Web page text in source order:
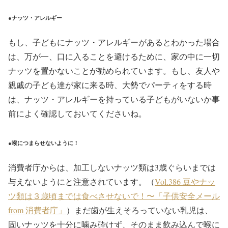
●ナッツ・アレルギー
もし、子どもにナッツ・アレルギーがあるとわかった場合
は、万が一、口に入ることを避けるために、家の中に一切
ナッツを置かないことが勧められています。もし、友人や
親戚の子ども達が家に来る時、大勢でパーティをする時
は、ナッツ・アレルギーを持っている子どもがいないか事
前によく確認しておいてくださいね。
●喉につまらせないように！
消費者庁からは、加工しないナッツ類は3歳ぐらいまでは
与えないようにと注意されています。（Vol.386 豆やナッ
ツ類は３歳頃までは食べさせないで！〜「子供安全メール
from 消費者庁」 ）まだ歯が生えそろっていない乳児は、
固いナッツを十分に噛み砕けず、そのまま飲み込んで喉に